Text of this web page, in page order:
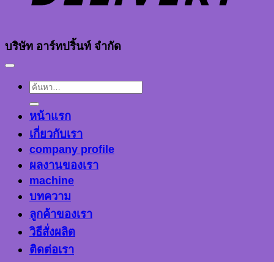
บริษัท อาร์ทปริ้นท์ จำกัด
ค้นหา:
หน้าแรก
เกี่ยวกับเรา
company profile
ผลงานของเรา
machine
บทความ
ลูกค้าของเรา
วิธีสั่งผลิต
ติดต่อเรา